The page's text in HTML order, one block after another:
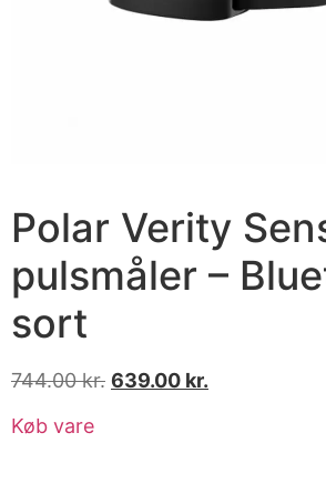
Polar Verity
pulsmåler –
sort
744.00kr. 639.00 kr.
Køb vare